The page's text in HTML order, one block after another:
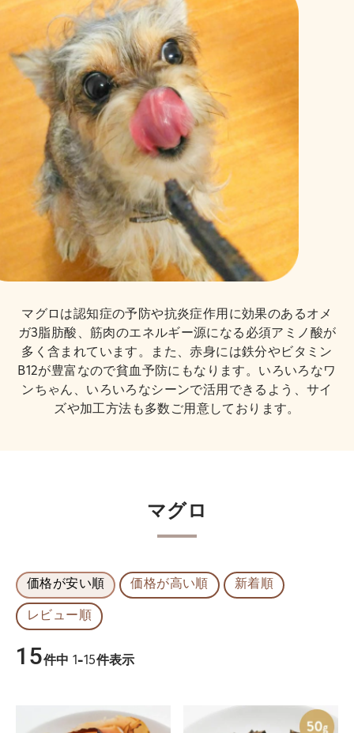
マグロは認知症の予防や抗炎症作用に効果のあるオメ
ガ3脂肪酸、筋肉のエネルギー源になる必須アミノ酸が
多く含まれています。また、赤身には鉄分やビタミン
B12が豊富なので貧血予防にもなります。いろいろなワ
ンちゃん、いろいろなシーンで活用できるよう、サイ
ズや加工方法も多数ご用意しております。
マグロ
価格が安い順 価格が高い順 新着順
レビュー順
15件中 1-15件表示